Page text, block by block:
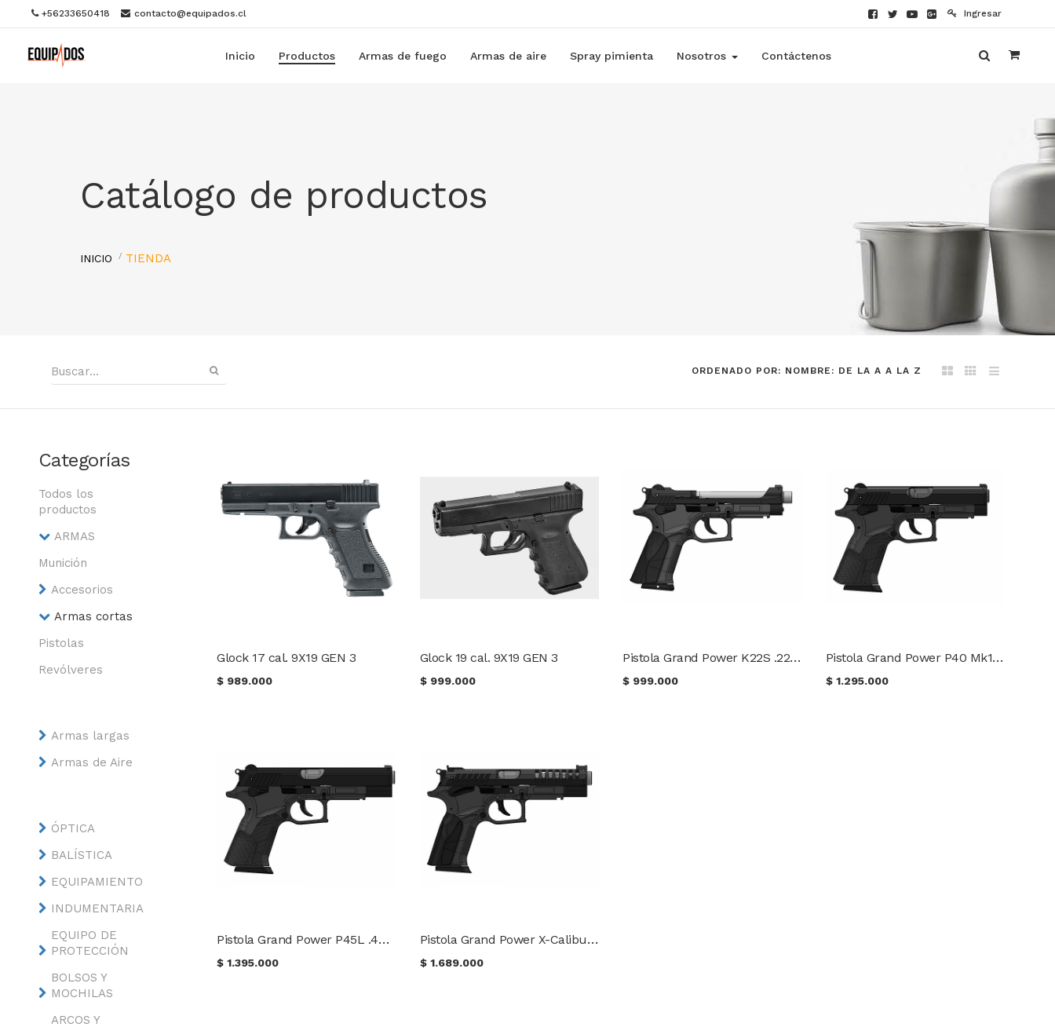
+56233650418 contacto@equipados.cl Ingresar
Inicio Productos Armas de fuego Armas de aire Spray pimienta Nosotros Contáctenos
Catálogo de productos
INICIO TIENDA
ORDENADO POR: NOMBRE: DE LA A A LA Z
Categorías
Todos los
productos
ARMAS
Munición
Accesorios
Armas cortas
Pistolas
Revólveres
Armas largas
Armas de Aire
ÓPTICA
BALÍSTICA
EQUIPAMIENTO
INDUMENTARIA
EQUIPO DE
PROTECCIÓN
BOLSOS Y
MOCHILAS
ARCOS Y
Glock 17 cal. 9X19 GEN 3
$ 989.000
Glock 19 cal. 9X19 GEN 3
$ 999.000
Pistola Grand Power K22S .22LR Mk12/1
$ 999.000
Pistola Grand Power P40 Mk12 .40SW
$ 1.295.000
Pistola Grand Power P45L .45ACP
$1.395.000
Pistola Grand Power X-Calibur 9x19
$ 1.689.000